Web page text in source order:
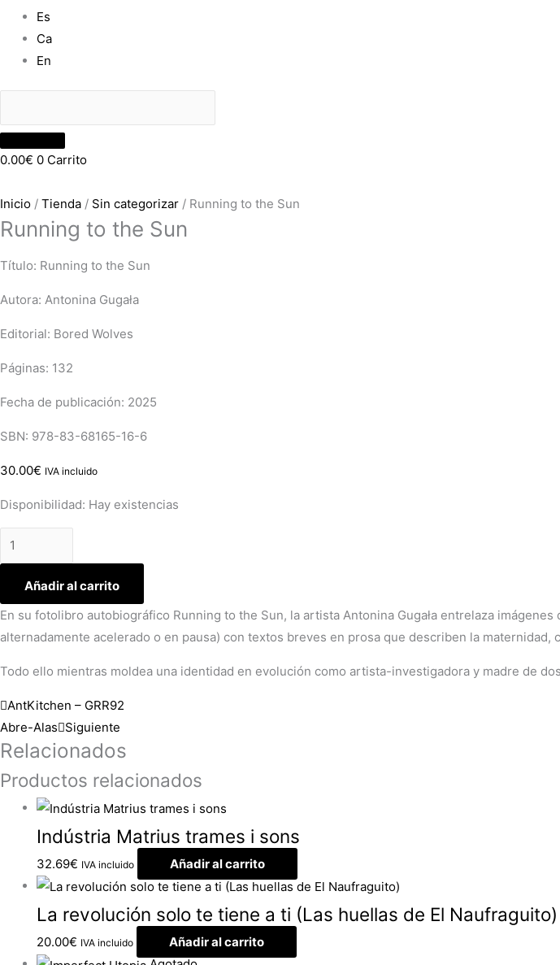
Es
Ca
En
0.00€ 0 Carrito
Inicio / Tienda / Sin categorizar / Running to the Sun
Running to the Sun
Título: Running to the Sun
Autora: Antonina Gugała
Editorial: Bored Wolves
Páginas: 132
Fecha de publicación: 2025
SBN: 978-83-68165-16-6
30.00€ IVA incluido
Disponibilidad: Hay existencias
Añadir al carrito
En su fotolibro autobiográfico Running to the Sun, la artista Antonina Gugała entrelaza
alternadamente acelerado o en pausa) con textos breves en prosa que describen la
Todo ello mientras moldea una identidad en evolución como artista-investigadora y madre de
AntKitchen – GRR92
Abre-Alas Siguiente
Relacionados
Productos relacionados
Indústria Matrius trames i sons
32.69€ IVA incluido Añadir al carrito
La revolución solo te tiene a ti (Las huellas de El Naufraguito)
20.00€ IVA incluido
Añadir al carrito